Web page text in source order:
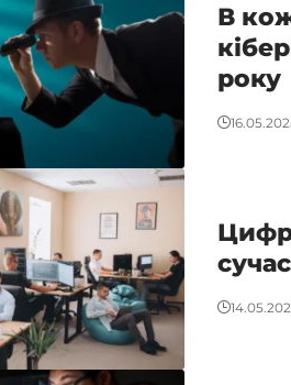
В
року